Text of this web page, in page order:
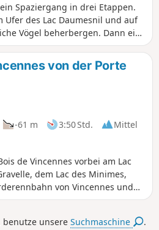
Spaziergang in drei Etappen.
Ufer des Lac Daumesnil und auf
Vögel beherbergen. Dann eine
Vincennes entlang des Ruisseau
Pferderennbahn. Und
Wanderung auf dem
von der Porte
-61 m 3:50 Std.
Mittel
de Vincennes vorbei am Lac
dem Lac des Minimes,
von Vincennes und
ihrem herrlichen Blick auf einen
benutze unsereSuchmaschine .